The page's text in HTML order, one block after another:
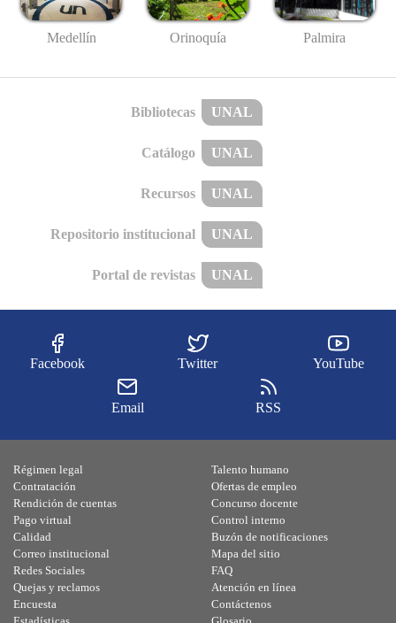
Medellín Orinoquía Palmira
Bibliotecas UNAL
Catálogo UNAL
Recursos UNAL
Repositorio institucional UNAL
Portal de revistas UNAL
Facebook Twitter YouTube
Email RSS
Régimen legal
Contratación
Rendición de cuentas
Pago virtual
Calidad
Talento humano
Ofertas de empleo
Concurso docente
Control interno
Buzón de notificaciones
Correo institucional
Redes Sociales
Quejas y reclamos
Encuesta
Mapa del sitio
FAQ
Atención en línea
Contáctenos